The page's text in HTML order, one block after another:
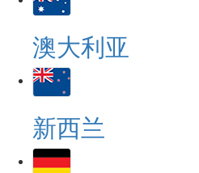
澳大利亚
新西兰